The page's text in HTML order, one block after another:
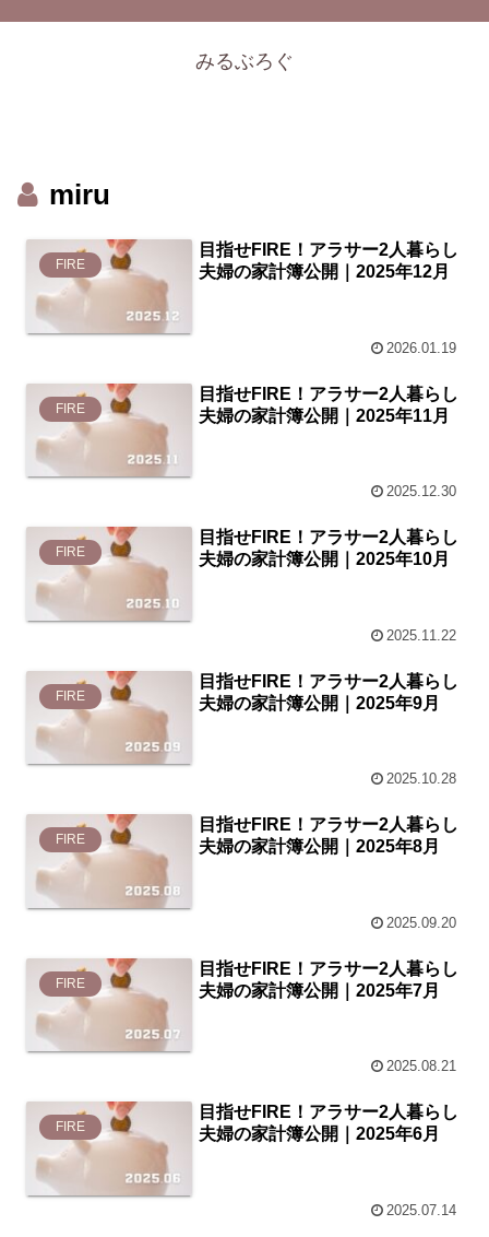
みるぶろぐ
miru
FIRE
目指せFIRE！アラサー2人暮らし
夫婦の家計簿公開｜2025年12月
2026.01.19
FIRE
目指せFIRE！アラサー2人暮らし
夫婦の家計簿公開｜2025年11月
2025.12.30
FIRE
目指せFIRE！アラサー2人暮らし
夫婦の家計簿公開｜2025年10月
2025.11.22
FIRE
目指せFIRE！アラサー2人暮らし
夫婦の家計簿公開｜2025年9月
2025.10.28
FIRE
目指せFIRE！アラサー2人暮らし
夫婦の家計簿公開｜2025年8月
2025.09.20
FIRE
目指せFIRE！アラサー2人暮らし
夫婦の家計簿公開｜2025年7月
2025.08.21
FIRE
目指せFIRE！アラサー2人暮らし
夫婦の家計簿公開｜2025年6月
2025.07.14